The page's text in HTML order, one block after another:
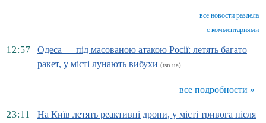
все новости раздела
с комментариями
12:57
Одеса — під масованою атакою Росії: летять багато
ракет, у місті лунають вибухи (tsn.ua)
все подробности »
23:11
На Київ летять реактивні дрони, у місті тривога після